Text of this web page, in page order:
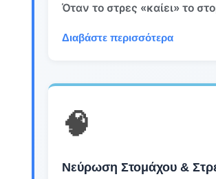
Όταν το στρες «καίει» το
Διαβάστε περισσότερα
🧠
Νεύρωση Στομάχου &